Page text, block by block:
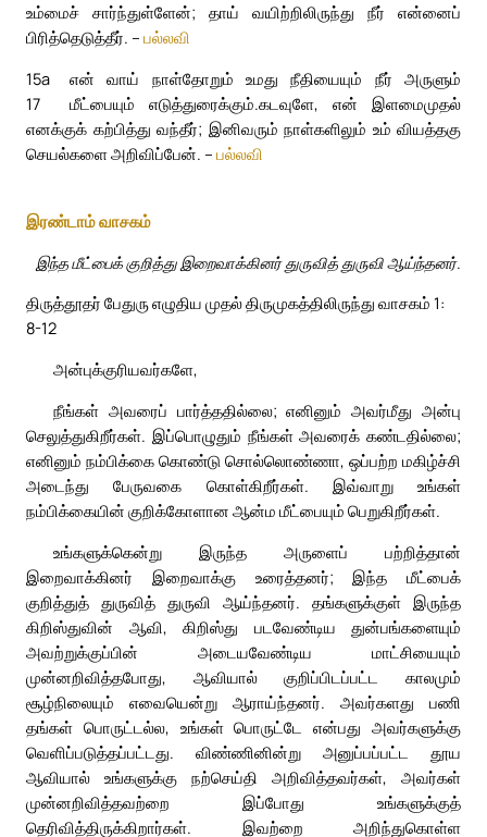
உம்மைச் சார்ந்துள்ளேன்; தாய் வயிற்றிலிருந்து நீர் என்னைப்
பிரித்தெடுத்தீர். – பல்லவி
15a
என் வாய் நாள்தோறும் உமது நீதியையும் நீர் அருளும்
மீட்பையும் எடுத்துரைக்கும்.
17
கடவுளே, என் இளமைமுதல்
எனக்குக் கற்பித்து வந்தீர்; இனிவரும் நாள்களிலும் உம் வியத்தகு
செயல்களை அறிவிப்பேன். – பல்லவி
இரண்டாம் வாசகம்
இந்த மீட்பைக் குறித்து இறைவாக்கினர் துருவித் துருவி ஆய்ந்தனர்.
திருத்தூதர் பேதுரு எழுதிய முதல் திருமுகத்திலிருந்து வாசகம் 1:
8-12
அன்புக்குரியவர்களே,
நீங்கள் அவரைப் பார்த்ததில்லை; எனினும் அவர்மீது அன்பு
செலுத்துகிறீர்கள். இப்பொழுதும் நீங்கள் அவரைக் கண்டதில்லை;
எனினும் நம்பிக்கை கொண்டு சொல்லொண்ணா, ஒப்பற்ற மகிழ்ச்சி
அடைந்து பேருவகை கொள்கிறீர்கள். இவ்வாறு உங்கள்
நம்பிக்கையின் குறிக்கோளான ஆன்ம மீட்பையும் பெறுகிறீர்கள்.
உங்களுக்கென்று இருந்த அருளைப் பற்றித்தான்
இறைவாக்கினர் இறைவாக்கு உரைத்தனர்; இந்த மீட்பைக்
குறித்துத் துருவித் துருவி ஆய்ந்தனர். தங்களுக்குள் இருந்த
கிறிஸ்துவின் ஆவி, கிறிஸ்து படவேண்டிய துன்பங்களையும்
அவற்றுக்குப்பின் அடையவேண்டிய மாட்சியையும்
முன்னறிவித்தபோது, ஆவியால் குறிப்பிடப்பட்ட காலமும்
சூழ்நிலையும் எவையென்று ஆராய்ந்தனர். அவர்களது பணி
தங்கள் பொருட்டல்ல, உங்கள் பொருட்டே என்பது அவர்களுக்கு
வெளிப்படுத்தப்பட்டது. விண்ணினின்று அனுப்பப்பட்ட தூய
ஆவியால் உங்களுக்கு நற்செய்தி அறிவித்தவர்கள், அவர்கள்
முன்னறிவித்தவற்றை இப்போது உங்களுக்குத்
தெரிவித்திருக்கிறார்கள். இவற்றை அறிந்துகொள்ள